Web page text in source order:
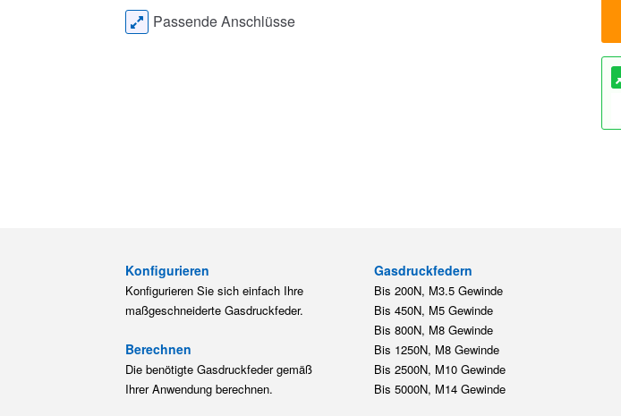
Passende Anschlüsse
Konfigurieren
Konfigurieren Sie sich einfach Ihre
maßgeschneiderte Gasdruckfeder.
Berechnen
Die benötigte Gasdruckfeder gemäß
Ihrer Anwendung berechnen.
Gasdruckfedern
Bis 200N, M3.5 Gewinde
Bis 450N, M5 Gewinde
Bis 800N, M8 Gewinde
Bis 1250N, M8 Gewinde
Bis 2500N, M10 Gewinde
Bis 5000N, M14 Gewinde